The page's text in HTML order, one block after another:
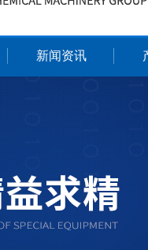
新闻资讯